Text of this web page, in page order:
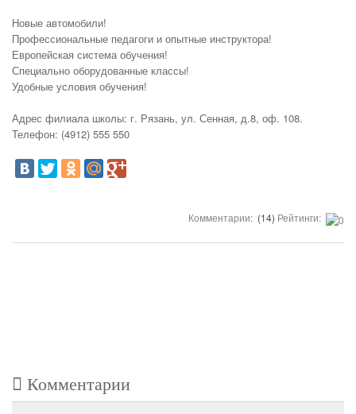
Новые автомобили!
Профессиональные педагоги и опытные инструктора!
Европейская система обучения!
Специально оборудованные классы!
Удобные условия обучения!
Адрес филиала школы: г. Рязань, ул. Сенная, д.8, оф. 108.
Телефон: (4912) 555 550
Комментарии: (14) Рейтинги:
Комментарии